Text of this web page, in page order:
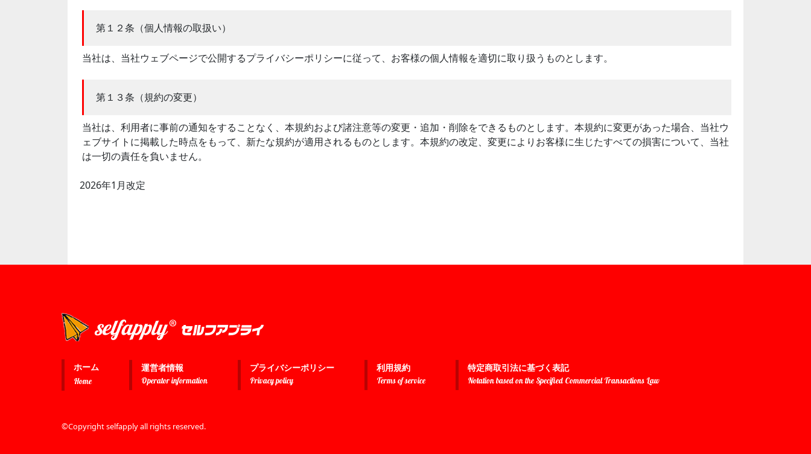
第１２条（個人情報の取扱い）
当社は、当社ウェブページで公開するプライバシーポリシーに従って、お客様の個人情報を適切に取り扱うものとします。
第１３条（規約の変更）
当社は、利用者に事前の通知をすることなく、本規約および諸注意等の変更・追加・削除をできるものとします。本規約に変更があった場合、当社ウ
ェブサイトに掲載した時点をもって、新たな規約が適用されるものとします。本規約の改定、変更によりお客様に生じたすべての損害について、当社
は一切の責任を負いません。
2026年1月改定
ホーム
Home
運営者情報
Operator information
プライバシーポリシー
Privacy policy
利用規約
Terms of service
特定商取引法に基づく表記
Notation based on the Specified Commercial Transactions Law
©Copyright selfapply all rights reserved.